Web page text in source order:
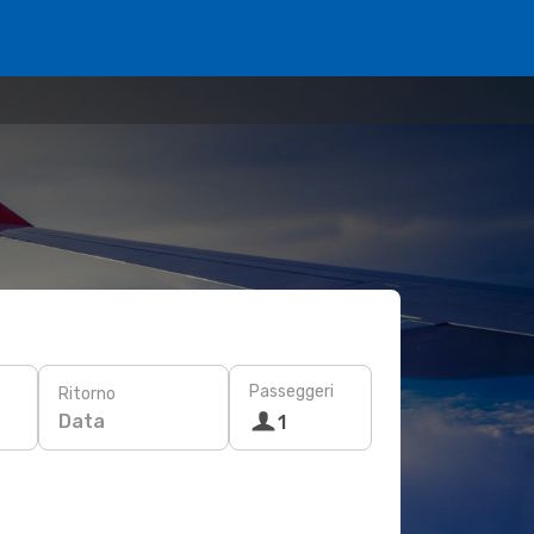
Ritorno
Data
Passeggeri
1